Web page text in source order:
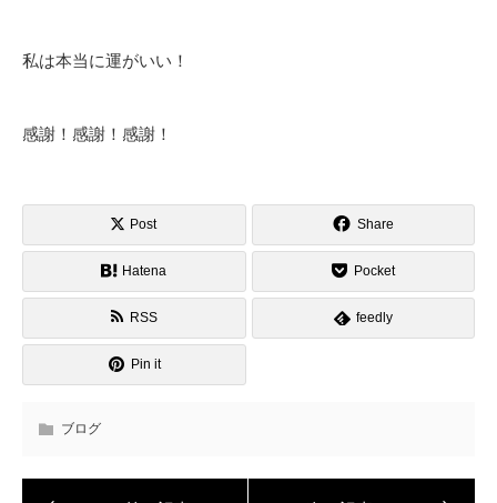
私は本当に運がいい！
感謝！感謝！感謝！
Post Share
Hatena Pocket
RSS feedly
Pin it
ブログ